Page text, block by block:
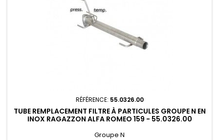
RÉFÉRENCE: 55.0326.00
TUBE REMPLACEMENT FILTRE À PARTICULES GROUPE N EN
INOX RAGAZZON ALFA ROMEO 159 - 55.0326.00
Groupe N